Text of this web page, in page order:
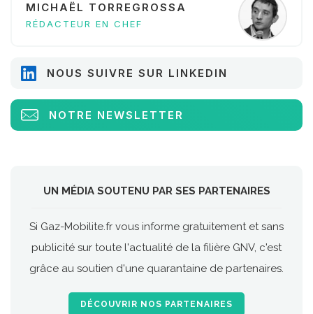
MICHAËL TORREGROSSA
RÉDACTEUR EN CHEF
NOUS SUIVRE SUR LINKEDIN
NOTRE NEWSLETTER
UN MÉDIA SOUTENU PAR SES PARTENAIRES
Si Gaz-Mobilite.fr vous informe gratuitement et sans
publicité sur toute l'actualité de la filière GNV, c'est
grâce au soutien d'une quarantaine de partenaires.
DÉCOUVRIR NOS PARTENAIRES